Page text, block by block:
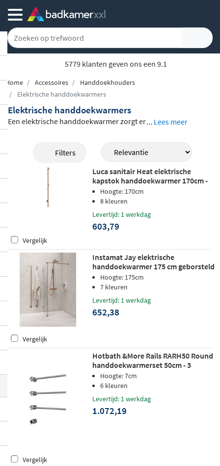
5779 klanten geven ons een 9.1
Home Accessoires
Handdoekhouders
Elektrische handdoekwarmers
Elektrische handdoekwarmers
Een elektrische handdoekwarmer zorgt er
een heerlijk warme, droge handdoek heb
t. Bij Badkamerxxl vind je een zorgvuldig s
amengesteld assortiment van merken als
Smedbo en Instamat, in uiteenlopende m
odellen en maten. Van
compacte wandmo
dellen tot sierlijke staande varianten van
, en van klassieke r
echte uitvoeringen tot bijzondere boomv
ormige of ronde designs. De collectie is ve
rkrijgbaar in afwerkingen zoalsgepolijst R
VS, mat zwart, mat wit en geborsteld mes
, zodat je altijd een model vindt dat pa
st bij jouw badkamer.
... Lees meer
Filters
Luca sanitair Heat elektrische
kapstok handdoekwarmer 170cm -
geborsteld koper pvd
Hoogte: 170cm
8 kleuren
Levertijd: 1 werkdag
603,79
Vergelijk
Instamat Jay elektrische
handdoekwarmer 175 cm geborsteld
koper
Hoogte: 175cm
7 kleuren
Levertijd: 1 werkdag
652,38
Vergelijk
Hotbath &More Rails RARH50 Round
handdoekwarmerset 50cm - 3
stangen - geborsteld nikkel
Hoogte: 7cm
6 kleuren
Levertijd: 1 werkdag
1.072,19
Vergelijk